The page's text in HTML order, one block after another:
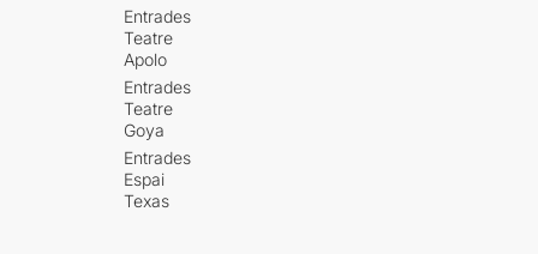
Entrades
Teatre
Apolo
Entrades
Teatre
Goya
Entrades
Espai
Texas